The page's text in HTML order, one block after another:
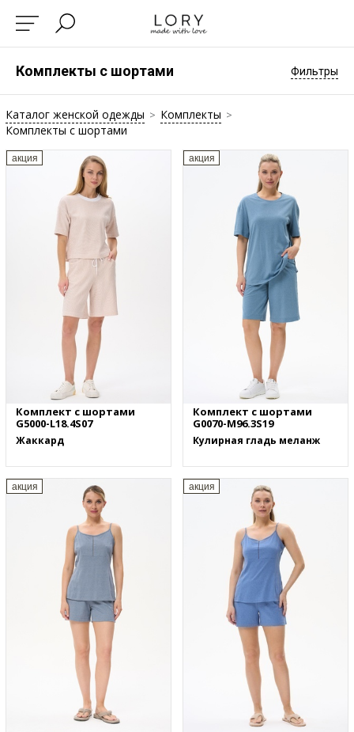
Комплекты с шортами Фильтры
Каталог женской одежды > Комплекты >
Комплекты с шортами
акция
Комплект с шортами
G5000-L18.4S07
Жаккард
акция
Комплект с шортами
G0070-M96.3S19
Кулирная гладь меланж
акция акция